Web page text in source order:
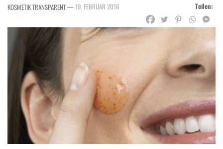
Teilen:
KOSMETIK TRANSPARENT—19. FEBRUAR 2016